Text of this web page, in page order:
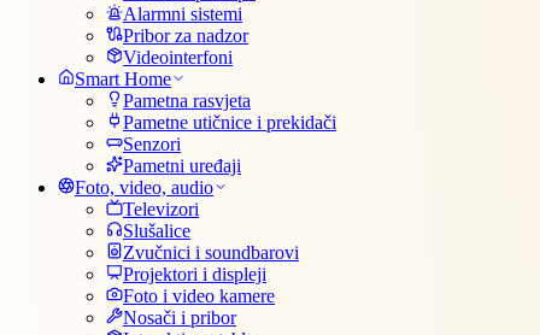
Alarmni sistemi
Pribor za nadzor
Videointerfoni
Smart Home
Pametna rasvjeta
Pametne utičnice i prekidači
Senzori
Pametni uređaji
Foto, video, audio
Televizori
Slušalice
Zvučnici i soundbarovi
Projektori i displeji
Foto i video kamere
Nosači i pribor